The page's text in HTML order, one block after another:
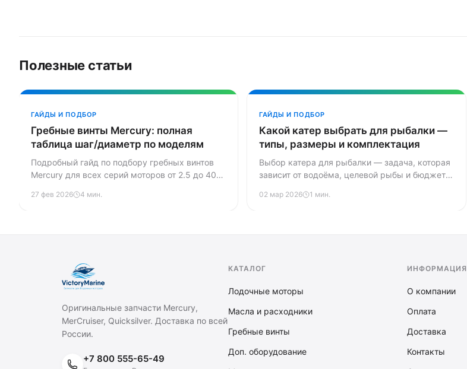
Полезные статьи
ГАЙДЫ И ПОДБОР
Гребные винты Mercury: полная
таблица шаг/диаметр по моделям
Подробный гайд по подбору гребных винтов
Mercury для всех серий моторов от 2.5 до 400
материалов, количества лопастей и правило
27 фев 2026 4 мин.
ГАЙДЫ И ПОДБОР
Какой катер выбрать для рыбалки —
типы, размеры и комплектация
Выбор катера для рыбалки — задача, которая
зависит от водоёма, целевой рыбы и бюджета.
размеры, мощность мотора и обязательное
02 мар 2026 1 мин.
Оригинальные запчасти Mercury,
MerCruiser, Quicksilver. Доставка по всей
России.
+7 800 555-65-49
КАТАЛОГ
Лодочные моторы
Масла и расходники
Гребные винты
Доп. оборудование
ИНФОРМАЦИЯ
О компании
Оплата
Доставка
Контакты